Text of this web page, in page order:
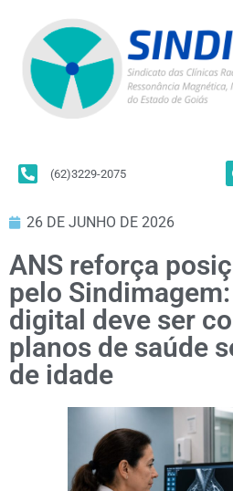
(62)3229-2075
26 DE JUNHO DE 2026
ANS reforça
pelo
digital deve ser
planos de saúde
de idade